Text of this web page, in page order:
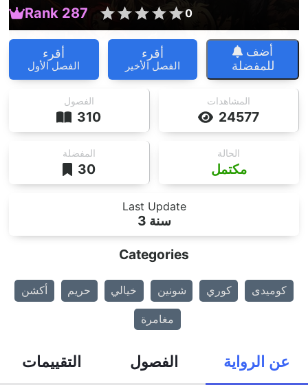
Rank 287 0
أقرء
الفصل الأول
أقرء
الفصل الأخير
أضف
للمفضلة
310
الفصول
24577
المشاهدات
30
المفضلة
مكتمل
الحالة
Last Update
3 سنة
Categories
أكشن حريم خيالي شونين كوري كوميدى
مغامرة
عن الرواية الفصول التقييمات